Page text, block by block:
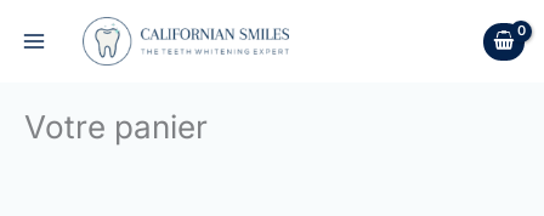
Votre panier